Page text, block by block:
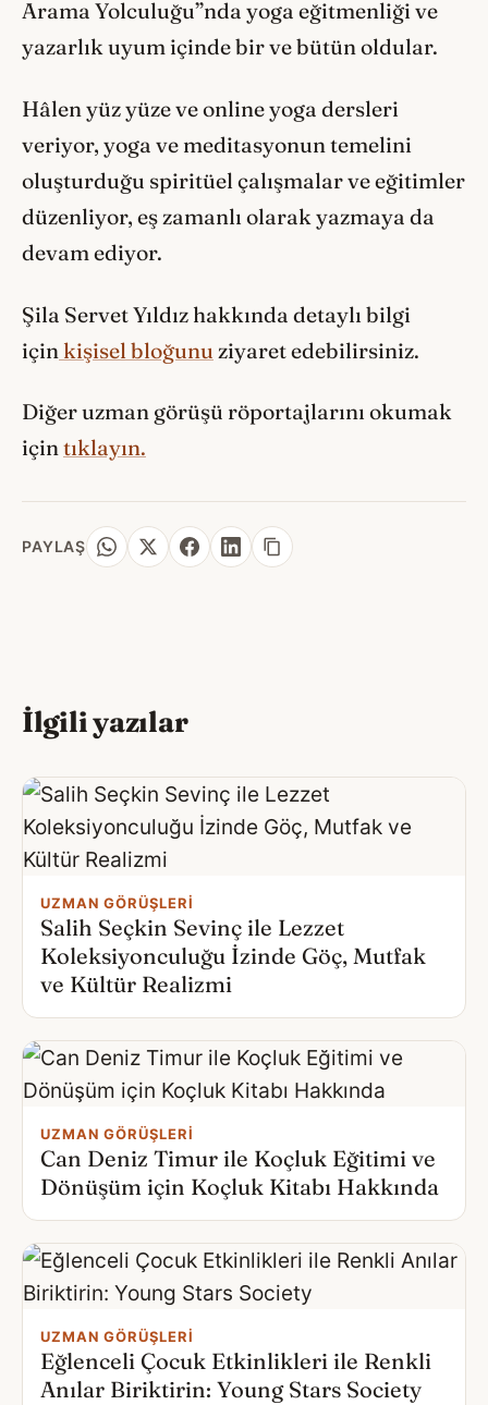
Arama Yolculuğu”nda yoga eğitmenliği ve
yazarlık uyum içinde bir ve bütün oldular.
Hâlen yüz yüze ve online yoga dersleri
veriyor, yoga ve meditasyonun temelini
oluşturduğu spiritüel çalışmalar ve eğitimler
düzenliyor, eş zamanlı olarak yazmaya da
devam ediyor.
Şila Servet Yıldız hakkında detaylı bilgi
için kişisel bloğunu ziyaret edebilirsiniz.
Diğer uzman görüşü röportajlarını okumak
içintıklayın.
PAYLAŞ
İlgili yazılar
UZMAN GÖRÜŞLERI
Salih Seçkin Sevinç ile Lezzet
Koleksiyonculuğu İzinde Göç, Mutfak
ve Kültür Realizmi
UZMAN GÖRÜŞLERI
Can Deniz Timur ile Koçluk Eğitimi ve
Dönüşüm için Koçluk Kitabı Hakkında
UZMAN GÖRÜŞLERI
Eğlenceli Çocuk Etkinlikleri ile Renkli
Anılar Biriktirin: Young Stars Society